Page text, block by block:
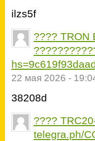
ilzs5f
???? TRON
22 мая 2026 -
38208d
????
telegra.ph/